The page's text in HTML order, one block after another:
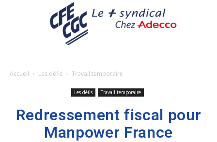
Accueil Les défis Travail temporaire
Les défis Travail temporaire
Redressement fiscal pour
Manpower France